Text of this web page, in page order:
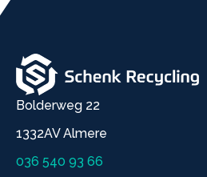
Bolderweg 22
1332AV Almere
036 540 93 66